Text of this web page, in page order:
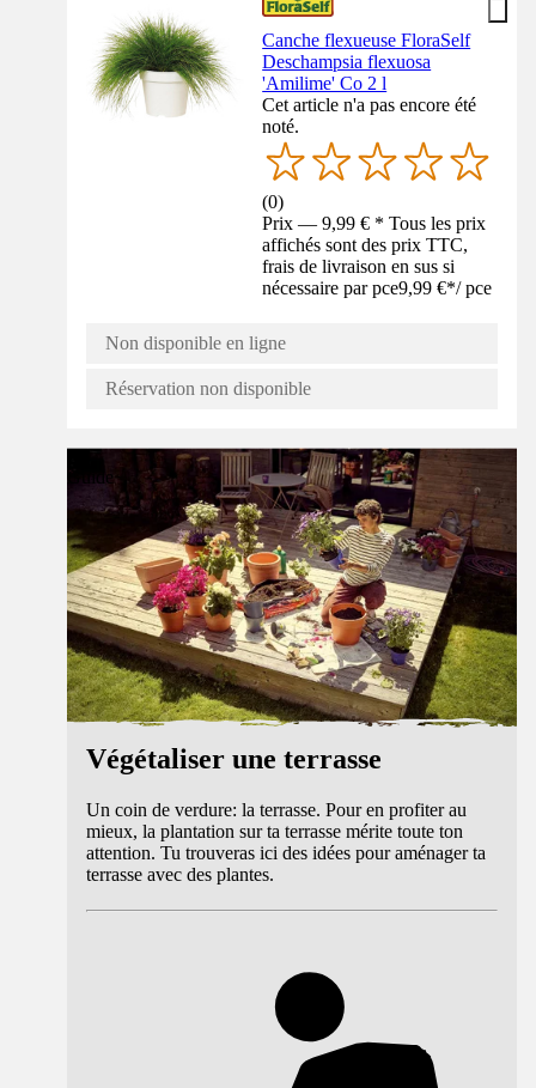
Canche flexueuse FloraSelf
Deschampsia flexuosa
'Amilime' Co 2 l
Cet article n'a pas encore été
noté.
(0)
Prix — 9,99 € * Tous les prix
affichés sont des prix TTC,
frais de livraison en sus si
nécessaire par pce9,99 €*/ pce
Non disponible en ligne
Réservation non disponible
Guide
Végétaliser une terrasse
Un coin de verdure: la terrasse. Pour en profiter au
mieux, la plantation sur ta terrasse mérite toute ton
attention. Tu trouveras ici des idées pour aménager ta
terrasse avec des plantes.